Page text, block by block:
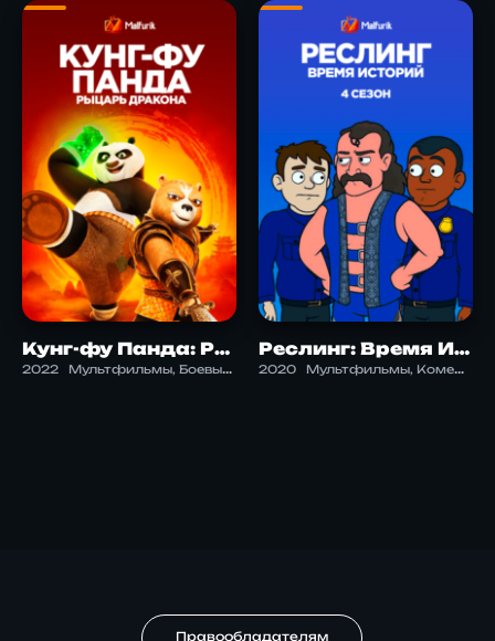
Кунг-фу Панда: Рыцарь дракона
2022 Мультфильмы, Боевые искусства, Комедия, Боевик, Семейный, Фэнтези
Реслинг: Время Историй 4 сезон
2020 Мультфильмы, Комедия, Боевые искусства, Приключения
Правообладателям